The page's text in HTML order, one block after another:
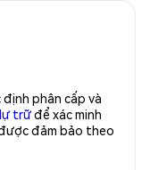
phân cấp và
trữđể xác minh
đảm bảo theo